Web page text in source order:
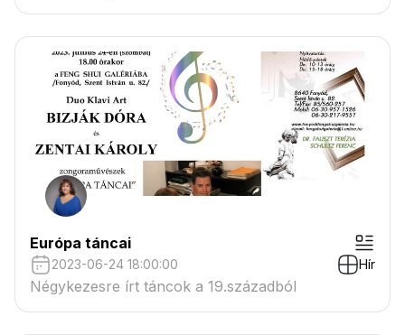
legkedveltebb szerzőitől. Moskowsky, Grieg,
Dvořak, Debussy, Brahms legnépszerűbb
dallamaival szelik át a közönséggel Európát egy
óra alatt, élő szóval tálalva a nyáresti, frissítő
melódiákat.
Európa táncai
2023-06-24 18:00:00 Hír
Négykezesre írt táncok a 19.századból